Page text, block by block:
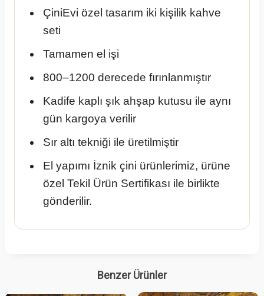
ÇiniEvi özel tasarım iki kişilik kahve
seti
Tamamen el işi
800–1200 derecede fırınlanmıştır
Kadife kaplı şık ahşap kutusu ile aynı
gün kargoya verilir
Sır altı tekniği ile üretilmiştir
El yapımı İznik çini ürünlerimiz, ürüne
özel Tekil Ürün Sertifikası ile birlikte
gönderilir.
Benzer Ürünler